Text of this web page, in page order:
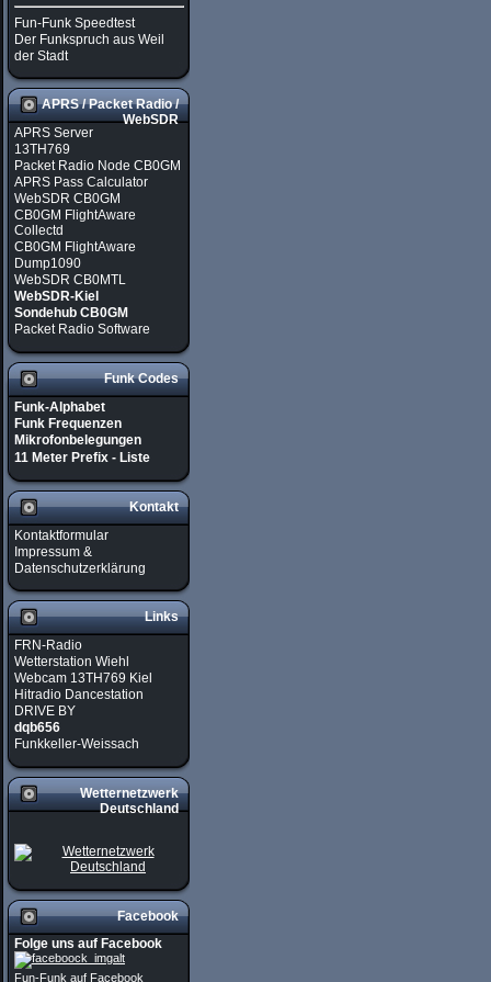
Fun-Funk Speedtest
Der Funkspruch aus Weil
der Stadt
APRS / Packet Radio /
WebSDR
APRS Server
13TH769
Packet Radio Node CB0GM
APRS Pass Calculator
WebSDR CB0GM
CB0GM FlightAware
Collectd
CB0GM FlightAware
Dump1090
WebSDR CB0MTL
WebSDR-Kiel
Sondehub CB0GM
Packet Radio Software
Funk Codes
Funk-Alphabet
Funk Frequenzen
Mikrofonbelegungen
11 Meter Prefix - Liste
Kontakt
Kontaktformular
Impressum &
Datenschutzerklärung
Links
FRN-Radio
Wetterstation Wiehl
Webcam 13TH769 Kiel
Hitradio Dancestation
DRIVE BY
dqb656
Funkkeller-Weissach
Wetternetzwerk
Deutschland
Facebook
Folge uns auf Facebook
Fun-Funk auf Facebook